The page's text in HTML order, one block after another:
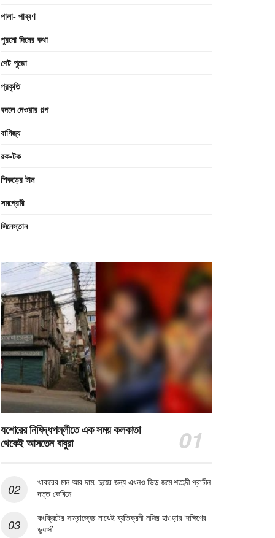
পালা- পাব্বণ
পুরনো দিনের কথা
পেট পুজো
প্রকৃতি
বদলে দেওয়ার গল্প
বাণিজ্য
রক-টক
শিকড়ের টান
সমপ্রেমী
সিনেস্তান
যশোরের নিষিদ্ধপল্লীতে এক সময় কলকাতা
থেকেই আসতেন বাবুরা
খাবারের মান আর দাম, দুয়ের জন্য এখনও ভিড় জমে শতাব্দী প্রাচীন
দত্ত কেবিনে
কংক্রিটের সাম্রাজ্যের মাঝেই ব্যতিক্রমী নজির হাওড়ার ‘দক্ষিণের
ডুয়ার্স’